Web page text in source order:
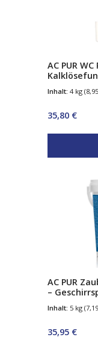
AC PUR
Inhalt: 4 kg
Regulärer
35,80 €
AC PUR
–
Inhalt: 5 kg
Regulärer
35,95 €